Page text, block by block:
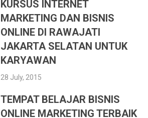
KURSUS INTERNET
MARKETING DAN BISNIS
ONLINE DI RAWAJATI
JAKARTA SELATAN UNTUK
KARYAWAN
28 July, 2015
TEMPAT BELAJAR BISNIS
ONLINE MARKETING TERBAIK